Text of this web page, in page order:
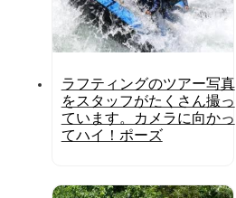
ラフティングのツアー写真
をスタッフがたくさん撮っ
ています。カメラに向かっ
てハイ！ポーズ